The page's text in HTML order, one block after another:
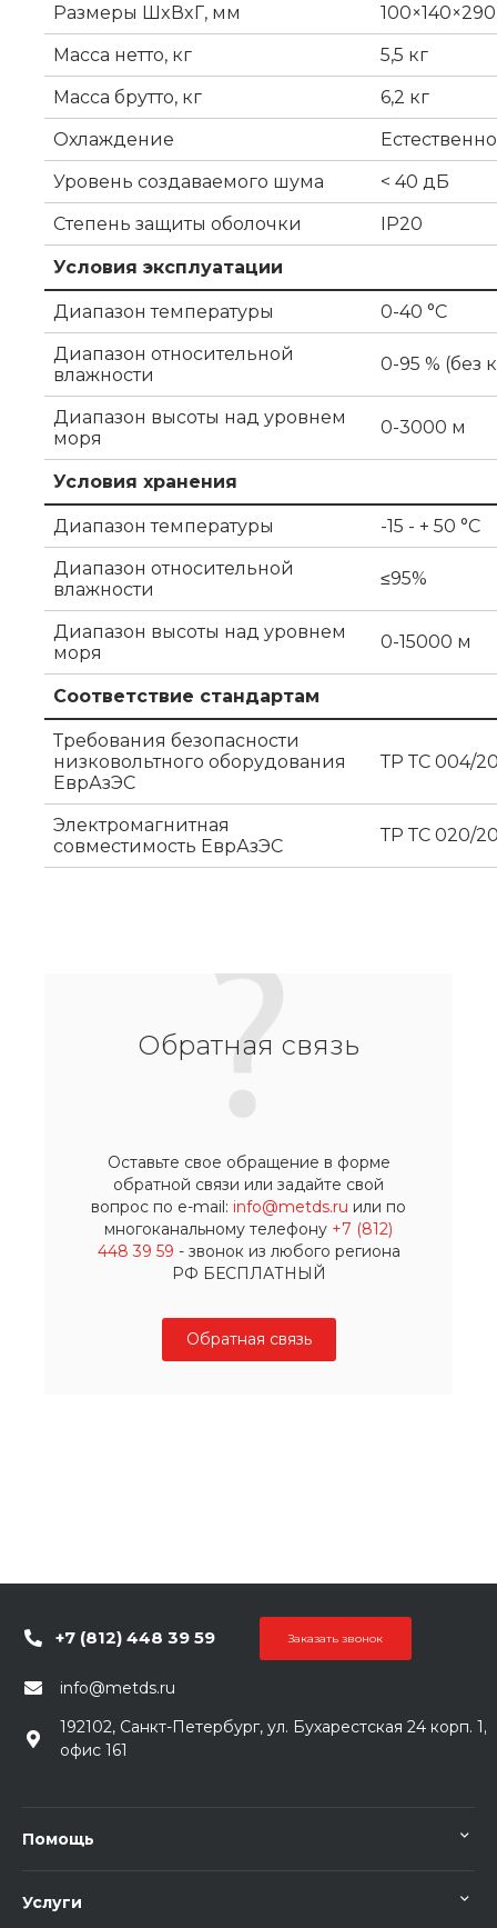
Размеры ШxВxГ, мм
Масса нетто, кг
5,5 кг
Масса брутто, кг
6,2 кг
Охлаждение
Уровень создаваемого шума
< 40 дБ
Степень защиты оболочки
IP20
Условия эксплуатации
Диапазон температуры
0-40 °C
Диапазон относительной
влажности
0-95 % (без
Диапазон высоты над уровнем
моря
0-3000 м
Условия хранения
Диапазон температуры
-15 - + 50 °C
Диапазон относительной
влажности
≤95%
Диапазон высоты над уровнем
моря
0-15000 м
Соответствие стандартам
Требования безопасности
низковольтного оборудования
ЕврАзЭС
ТР ТС 004/
Электромагнитная
совместимость ЕврАзЭС
ТР ТС 020/
Обратная связь
Оставьте свое обращение в форме
обратной связи или задайте свой
вопрос по e-mail: info@metds.ru или по
многоканальному телефону +7 (812)
448 39 59 - звонок из любого региона
РФ БЕСПЛАТНЫЙ
Обратная связь
+7 (812) 448 39 59 Заказать звонок
info@metds.ru
192102, Санкт-Петербург, ул. Бухарестская 24 корп. 1,
офис 161
Помощь
Услуги